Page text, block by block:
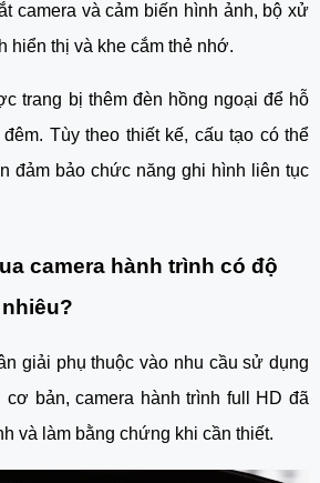
camera và cảm biến hình ảnh, bộ xử
hiển thị và khe cắm thẻ nhớ.
trang bị thêm đèn hồng ngoại để hỗ
Tùy theo thiết kế, cấu tạo có thể
đảm bảo chức năng ghi hình liên tục
camera hành trình có độ
giải phụ thuộc vào nhu cầu sử dụng
bản, camera hành trình full HD đã
và làm bằng chứng khi cần thiết.